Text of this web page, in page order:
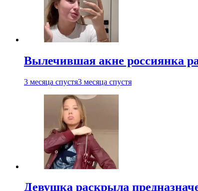
Вылечившая акне россиянка
3 месяца спустя3 месяца спустя
Девушка раскрыла